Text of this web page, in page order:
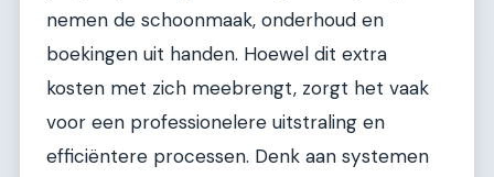
nemen de schoonmaak, onderhoud en
boekingen uit handen. Hoewel dit extra
kosten met zich meebrengt, zorgt het vaak
voor een professionelere uitstraling en
efficiëntere processen. Denk aan systemen